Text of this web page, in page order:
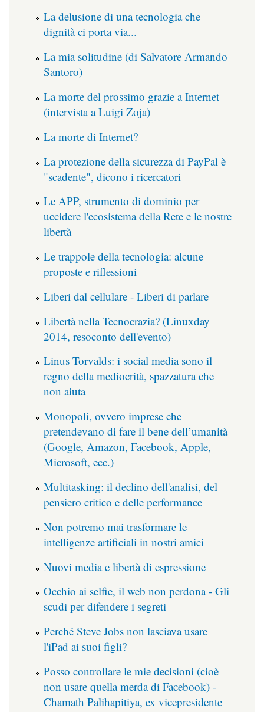
La delusione di una tecnologia che
dignità ci porta via...
La mia solitudine (di Salvatore Armando
Santoro)
La morte del prossimo grazie a Internet
(intervista a Luigi Zoja)
La morte di Internet?
La protezione della sicurezza di PayPal è
"scadente", dicono i ricercatori
Le APP, strumento di dominio per
uccidere l'ecosistema della Rete e le nostre
libertà
Le trappole della tecnologia: alcune
proposte e riflessioni
Liberi dal cellulare - Liberi di parlare
Libertà nella Tecnocrazia? (Linuxday
2014, resoconto dell'evento)
Linus Torvalds: i social media sono il
regno della mediocrità, spazzatura che
non aiuta
Monopoli, ovvero imprese che
pretendevano di fare il bene dell’umanità
(Google, Amazon, Facebook, Apple,
Microsoft, ecc.)
Multitasking: il declino dell'analisi, del
pensiero critico e delle performance
Non potremo mai trasformare le
intelligenze artificiali in nostri amici
Nuovi media e libertà di espressione
Occhio ai selfie, il web non perdona - Gli
scudi per difendere i segreti
Perché Steve Jobs non lasciava usare
l'iPad ai suoi figli?
Posso controllare le mie decisioni (cioè
non usare quella merda di Facebook) -
Chamath Palihapitiya, ex vicepresidente